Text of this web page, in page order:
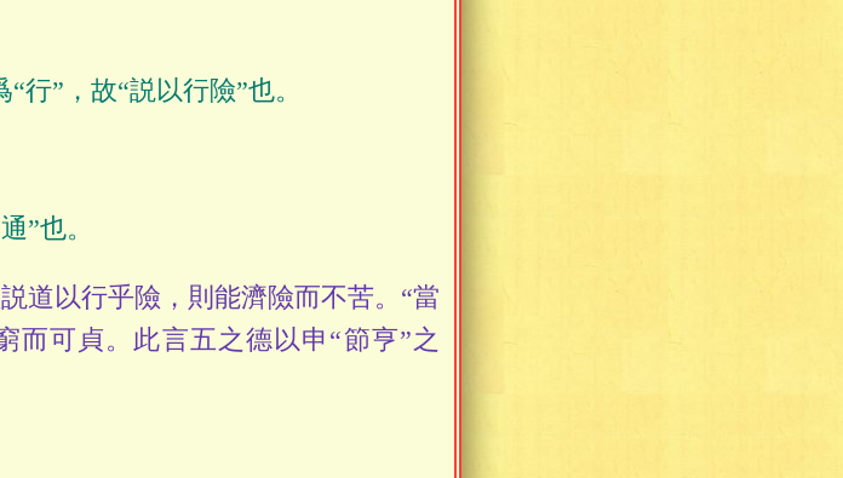
行”，故“説以行險”也。
”也。
道以行乎險，則能濟險而不苦。“當
而可貞。此言五之德以申“節亨”之